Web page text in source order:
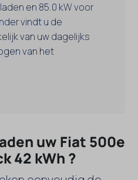
en 85.0 kW voor
vindt u de
van uw dagelijks
van het
uw Fiat 500e
42 kWh ?